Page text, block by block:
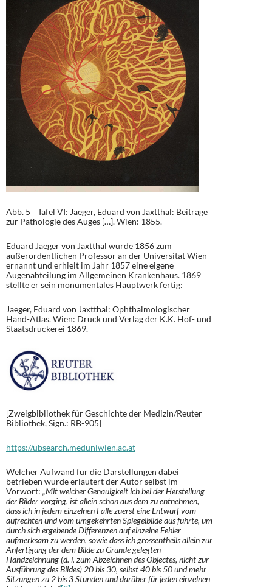
Abb. 5 Tafel VI: Jaeger, Eduard von Jaxtthal: Beiträge
zur Pathologie des Auges […]. Wien: 1855.
Eduard Jaeger von Jaxtthal wurde 1856 zum
außerordentlichen Professor an der Universität Wien
ernannt und erhielt im Jahr 1857 eine eigene
Augenabteilung im Allgemeinen Krankenhaus. 1869
stellte er sein monumentales Hauptwerk fertig:
Jaeger, Eduard von Jaxtthal: Ophthalmologischer
Hand-Atlas. Wien: Druck und Verlag der K.K. Hof- und
Staatsdruckerei 1869.
[Zweigbibliothek für Geschichte der Medizin/Reuter
Bibliothek, Sign.: RB-905]
https://ubsearch.meduniwien.ac.at
Welcher Aufwand für die Darstellungen dabei
betrieben wurde erläutert der Autor selbst im
Vorwort: „Mit welcher Genauigkeit ich bei der Herstellung
der Bilder vorging, ist allein schon aus dem zu entnehmen,
dass ich in jedem einzelnen Falle zuerst eine Entwurf vom
aufrechten und vom umgekehrten Spiegelbilde aus führte, um
durch sich ergebende Differenzen auf einzelne Fehler
aufmerksam zu werden, sowie dass ich grossentheils allein zur
Anfertigung der dem Bilde zu Grunde gelegten
Handzeichnung (d. i. zum Abzeichnen des Objectes, nicht zur
Ausführung des Bildes) 20 bis 30, selbst 40 bis 50 und mehr
Sitzungen zu 2 bis 3 Stunden und darüber für jeden einzelnen